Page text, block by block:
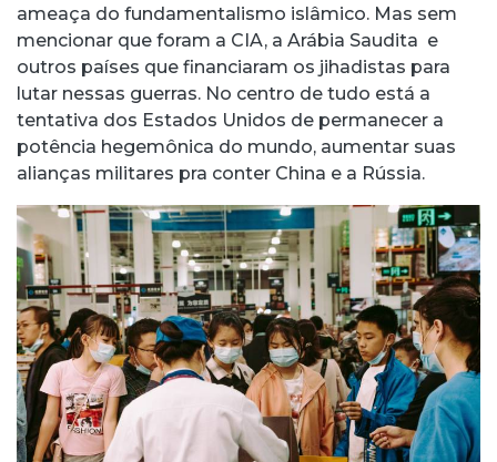
ameaça do fundamentalismo islâmico. Mas sem
mencionar que foram a CIA, a Arábia Saudita e
outros países que financiaram os jihadistas para
lutar nessas guerras. No centro de tudo está a
tentativa dos Estados Unidos de permanecer a
potência hegemônica do mundo, aumentar suas
alianças militares pra conter China e a Rússia.